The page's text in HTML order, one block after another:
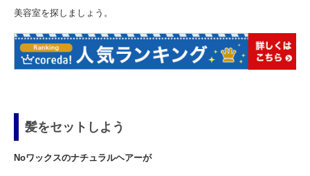
美容室を探しましょう。
髪をセットしよう
Noワックスのナチュラルヘアーが